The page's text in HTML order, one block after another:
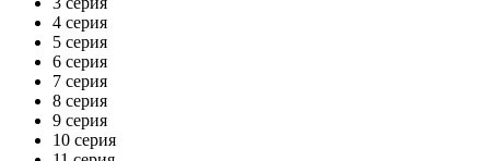
4 серия
5 серия
6 серия
7 серия
8 серия
9 серия
10 серия